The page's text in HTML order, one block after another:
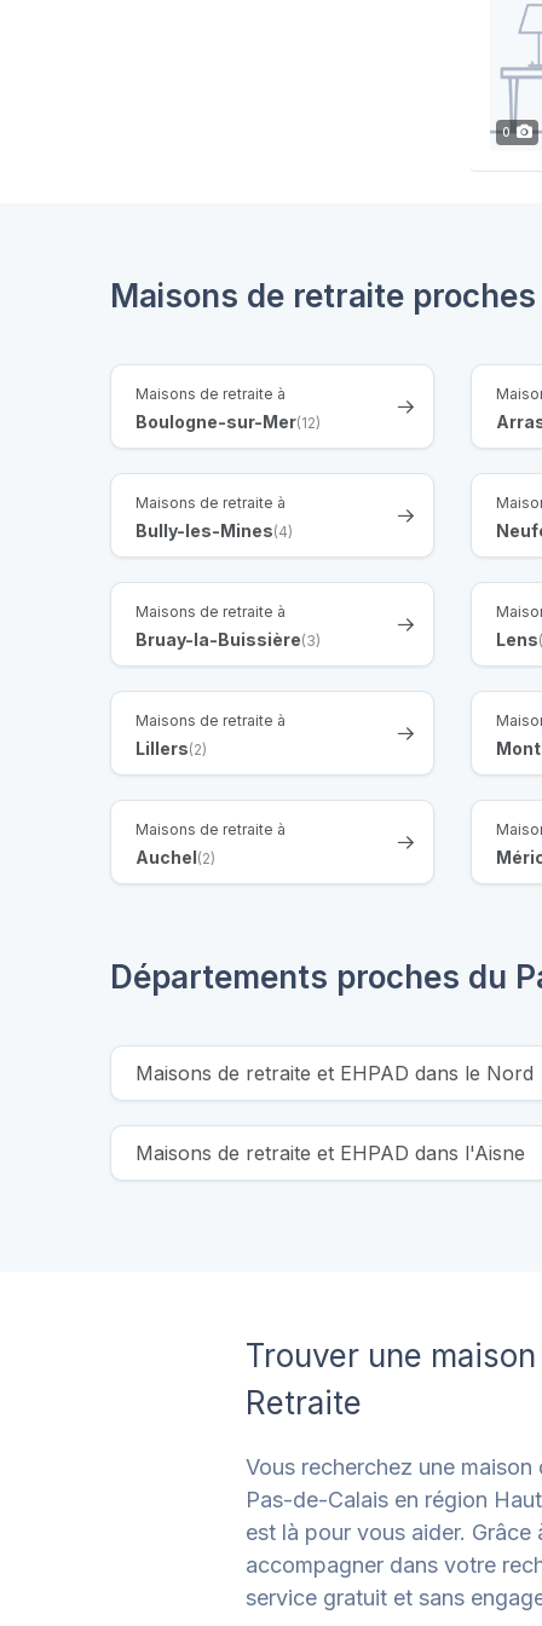
0
Maisons de retraite
Maisons de retraite à
Boulogne-sur-Mer(12)
Maisons de retraite à
Bully-les-Mines(4)
Maisons de retraite à
Bruay-la-Buissière(3) Lens
Maisons de retraite à
Lillers(2)
Maisons de retraite à
Auchel(2)
Départements proches du
Maisons de retraite et EHPAD dans le Nord
Maisons de retraite et EHPAD dans l'Aisne
Trouver une
Retraite
Vous recherchez une
Pas-de-Calais en région
est là pour vous aider.
accompagner dans votre
service gratuit et sans